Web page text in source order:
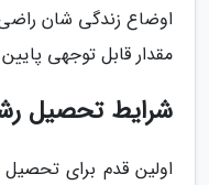
اوضاع زندگی شان راضی
مقدار قابل توجهی
شرایط تحصیل
اولین قدم برای تحصیل